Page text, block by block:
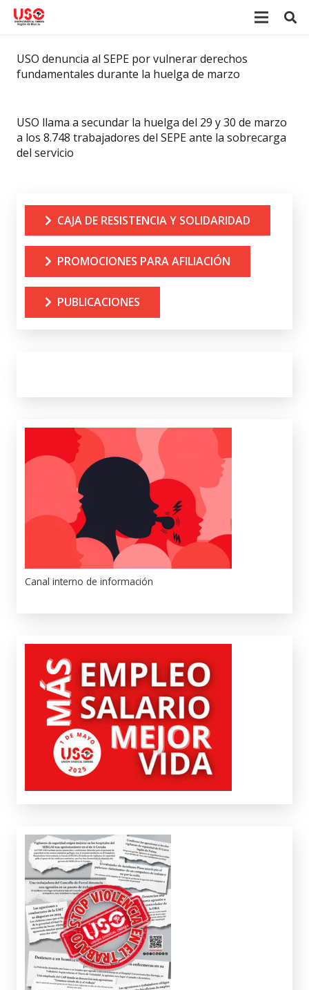
USO denuncia al SEPE por vulnerar derechos
fundamentales durante la huelga de marzo
USO llama a secundar la huelga del 29 y 30 de marzo
a los 8.748 trabajadores del SEPE ante la sobrecarga
del servicio
CAJA DE RESISTENCIA Y SOLIDARIDAD
PROMOCIONES PARA AFILIACIÓN
PUBLICACIONES
Canal interno de información